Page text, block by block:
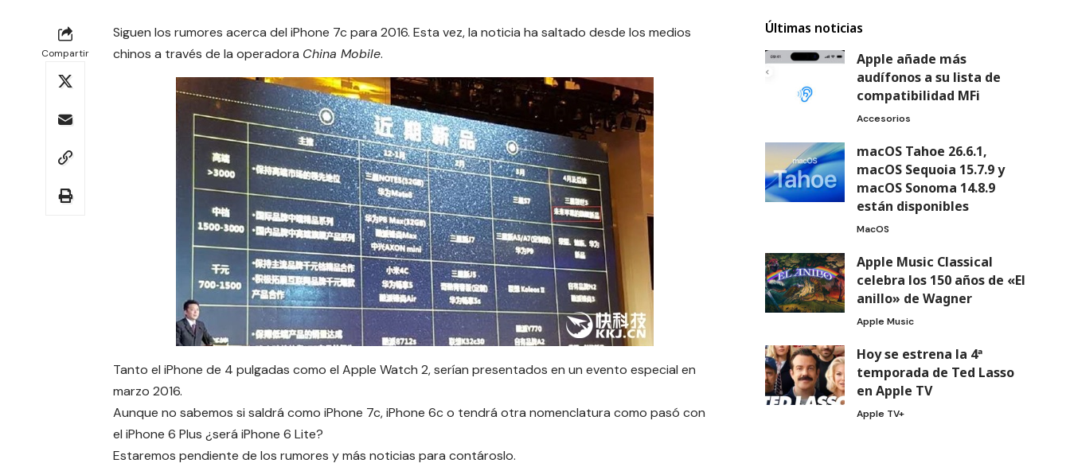
Compartir
Siguen los rumores acerca del iPhone 7cpara 2016. Esta vez, la noticia ha saltado desde los medios
chinos a través de la operadora China Mobile.
Tanto el iPhone de 4 pulgadas como el Apple Watch 2, serían presentados en un evento especial en
marzo 2016.
Aunque no sabemos si saldrá como iPhone 7c, iPhone 6c o tendrá otra nomenclatura como pasó con
el iPhone 6 Plus ¿será iPhone 6 Lite?
Estaremos pendiente de los rumores y más noticias para contároslo.
Últimas noticias
Apple añade más
audífonos a su lista de
compatibilidad MFi
Accesorios
macOS Tahoe 26.6.1,
macOS Sequoia 15.7.9 y
macOS Sonoma 14.8.9
están disponibles
MacOS
Apple Music Classical
celebra los 150 años de «El
anillo» de Wagner
Apple Music
Hoy se estrena la 4ª
temporada de Ted Lasso
en Apple TV
Apple TV+